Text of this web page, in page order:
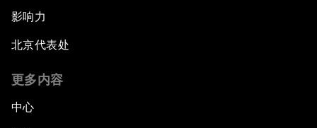
影响力
北京代表处
更多内容
中心